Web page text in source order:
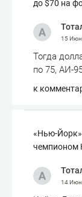
до $70 на
15
Тогда
по 75, АИ-
к
«Нью-Йорк»
чемпионом
14